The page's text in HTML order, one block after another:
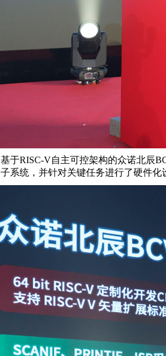
于RISC-V自主可控架构的众诺北辰
系统，并针对关键任务进行了硬件